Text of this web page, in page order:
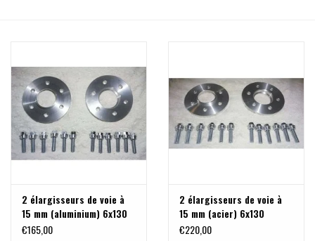
2 élargisseurs de voie à
15 mm (aluminium) 6x130
M14x1,5
€165,00
2 élargisseurs de voie à
15 mm (acier) 6x130
M14x1,5
€220,00